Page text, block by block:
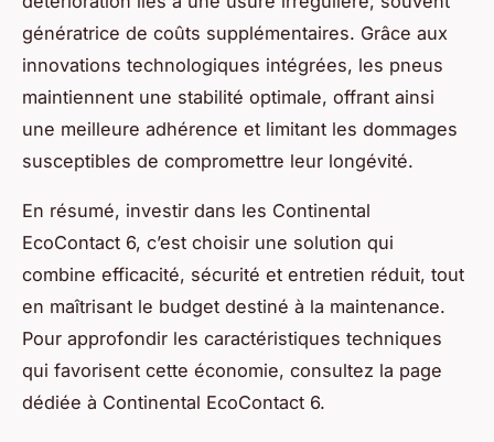
génératrice de coûts supplémentaires. Grâce aux
innovations technologiques intégrées, les pneus
maintiennent une stabilité optimale, offrant ainsi
une meilleure adhérence et limitant les dommages
susceptibles de compromettre leur longévité.
En résumé, investir dans les Continental
EcoContact 6, c’est choisir une solution qui
combine efficacité, sécurité et entretien réduit, tout
en maîtrisant le budget destiné à la maintenance.
Pour approfondir les caractéristiques techniques
qui favorisent cette économie, consultez la page
dédiée à Continental EcoContact 6.